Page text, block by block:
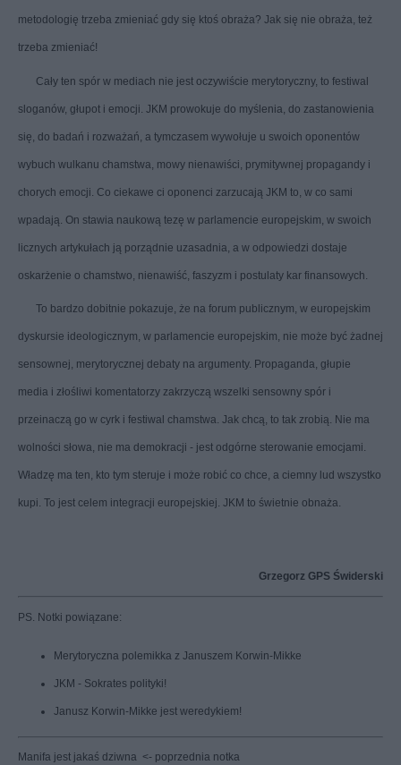
metodologię trzeba zmieniać gdy się ktoś obraża? Jak się nie obraża, też
trzeba zmieniać!
Cały ten spór w mediach nie jest oczywiście merytoryczny, to festiwal
sloganów, głupot i emocji. JKM prowokuje do myślenia, do zastanowienia
się, do badań i rozważań, a tymczasem wywołuje u swoich oponentów
wybuch wulkanu chamstwa, mowy nienawiści, prymitywnej propagandy i
chorych emocji. Co ciekawe ci oponenci zarzucają JKM to, w co sami
wpadają. On stawia naukową tezę w parlamencie europejskim, w swoich
licznych artykułach ją porządnie uzasadnia, a w odpowiedzi dostaje
oskarżenie o chamstwo, nienawiść, faszyzm i postulaty kar finansowych.
To bardzo dobitnie pokazuje, że na forum publicznym, w europejskim
dyskursie ideologicznym, w parlamencie europejskim, nie może być żadnej
sensownej, merytorycznej debaty na argumenty. Propaganda, głupie
media i złośliwi komentatorzy zakrzyczą wszelki sensowny spór i
przeinaczą go w cyrk i festiwal chamstwa. Jak chcą, to tak zrobią. Nie ma
wolności słowa, nie ma demokracji - jest odgórne sterowanie emocjami.
Władzę ma ten, kto tym steruje i może robić co chce, a ciemny lud wszystko
kupi. To jest celem integracji europejskiej. JKM to świetnie obnaża.
Grzegorz GPS Świderski
PS. Notki powiązane:
Merytoryczna polemikka z Januszem Korwin-Mikke
JKM - Sokrates polityki!
Janusz Korwin-Mikke jest weredykiem!
Manifa jest jakaś dziwna <- poprzednia notka